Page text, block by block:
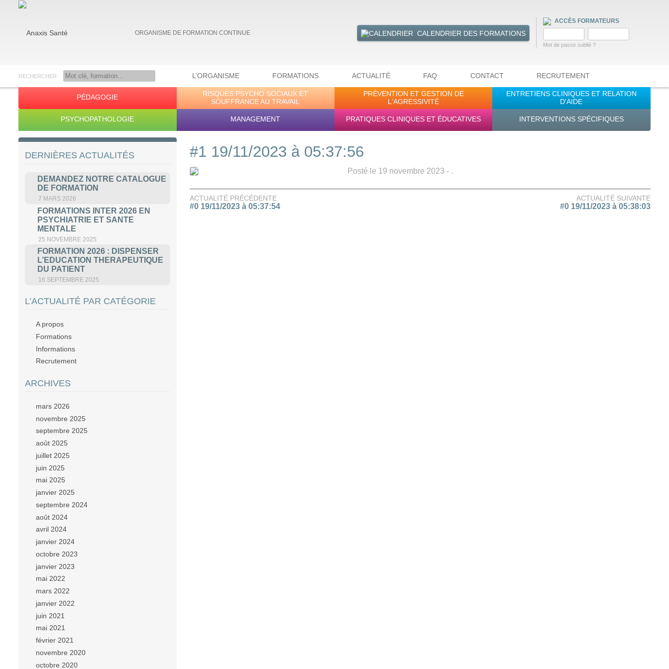
ORGANISME DE FORMATION CONTINUE CALENDRIER DES FORMATIONS
ACCÈS FORMATEURS
Mot de passe oublié ?
RECHERCHER L’ORGANISME FORMATIONS ACTUALITÉ FAQ CONTACT RECRUTEMENT
PÉDAGOGIE
RISQUES PSYCHO SOCIAUX ET
SOUFFRANCE AU TRAVAIL
PRÉVENTION ET GESTION DE
L'AGRESSIVITÉ
ENTRETIENS CLINIQUES ET RELATION
D'AIDE
PSYCHOPATHOLOGIE MANAGEMENT PRATIQUES CLINIQUES ET ÉDUCATIVES INTERVENTIONS SPÉCIFIQUES
#1 19/11/2023 à 05:37:56
Posté le 19 novembre 2023 - .
ACTUALITÉ PRÉCÉDENTE
#0 19/11/2023 à 05:37:54
ACTUALITÉ SUIVANTE
#0 19/11/2023 à 05:38:03
DERNIÈRES ACTUALITÉS
DEMANDEZ NOTRE CATALOGUE
DE FORMATION
7 MARS 2026
FORMATIONS INTER 2026 EN
PSYCHIATRIE ET SANTE
MENTALE
25 NOVEMBRE 2025
FORMATION 2026 : DISPENSER
L’EDUCATION THERAPEUTIQUE
DU PATIENT
16 SEPTEMBRE 2025
L’ACTUALITÉ PAR CATÉGORIE
A propos
Formations
Informations
Recrutement
ARCHIVES
mars 2026
novembre 2025
septembre 2025
août 2025
juillet 2025
juin 2025
mai 2025
janvier 2025
septembre 2024
août 2024
avril 2024
janvier 2024
octobre 2023
janvier 2023
mai 2022
mars 2022
janvier 2022
juin 2021
mai 2021
février 2021
novembre 2020
octobre 2020